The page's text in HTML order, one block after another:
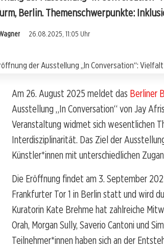
Berlin. Themenschwerpunkte:
26.08.2025, 11:05 Uhr
Am 26. August 2025 meldet das Berliner
Ausstellung „In Conversation“ von Jay
Veranstaltung widmet sich wesentlichen
Interdisziplinarität. Das Ziel der
Künstler*innen mit unterschiedlichen
Die Eröffnung findet am 3. September
Frankfurter Tor 1 in Berlin statt und wird
Kuratorin Kate Brehme hat zahlreiche
Orah, Morgan Sully, Saverio Cantoni und
Teilnehmer*innen haben sich an der